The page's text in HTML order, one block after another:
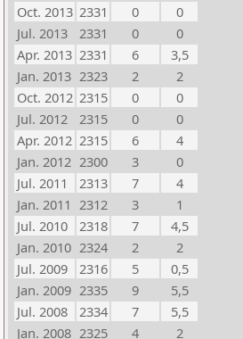
Oct. 2013 2331 0
0
Jul. 2013
2331 0
0
Apr. 2013 2331 6
3,5
Jan. 2013 2323 2
2
Oct. 2012 2315 0
0
Jul. 2012
2315 0
0
Apr. 2012 2315 6
4
Jan. 2012 2300 3
0
Jul. 2011
2313 7
4
Jan. 2011 2312 3
1
Jul. 2010
2318 7
4,5
Jan. 2010 2324 2
2
Jul. 2009
2316 5
0,5
Jan. 2009 2335 9
5,5
Jul. 2008
2334 7
5,5
Jan. 2008 2325 4
2